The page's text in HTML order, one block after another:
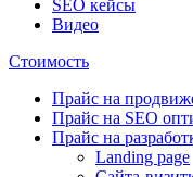
SEO кейсы
Видео
Стоимость
Прайс на
Прайс на SEO
Прайс на
Landing page